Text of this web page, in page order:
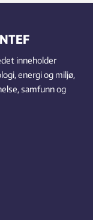
inneholder
energi og miljø,
samfunn og